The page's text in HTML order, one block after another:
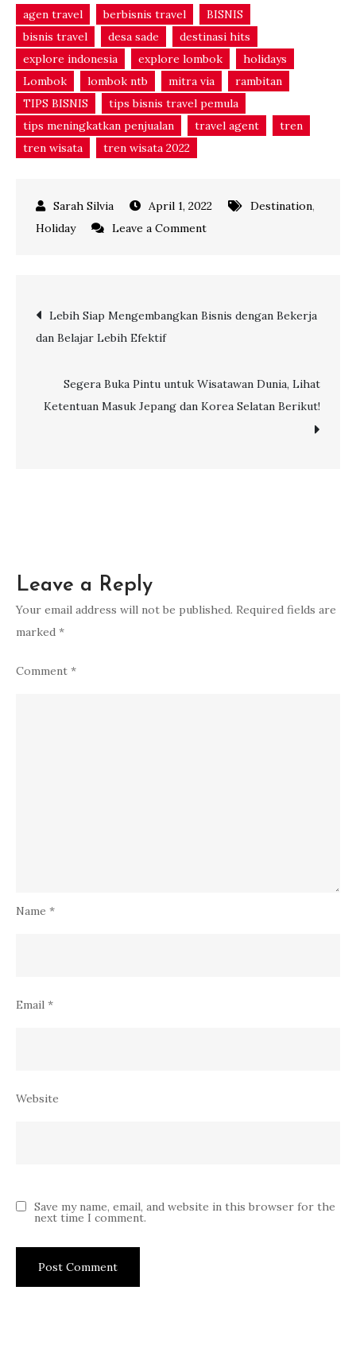
agen travel berbisnis travel
BISNIS
bisnis travel
desa sade
destinasi hits
explore indonesia
explore lombok
holidays
Lombok
lombok ntb mitra via
rambitan
TIPS BISNIS
tips bisnis travel pemula
tips meningkatkan penjualan
travel agent
tren
tren wisata
tren wisata 2022
April 1, 2022 Destination,
Holiday
Leave a Commenton
Selami
di
Desa
Post
navigation
Lebih Siap Mengembangkan Bisnis dengan Bekerja
dan Belajar Lebih Efektif
Segera Buka Pintu untuk Wisatawan Dunia, Lihat
Ketentuan Masuk Jepang dan Korea Selatan Berikut!
Leave a Reply
Your email address will not be published. Required fields are
marked *
Comment *
Name *
Email *
Website
Save my name, email, and website in this browser for the
next time I comment.